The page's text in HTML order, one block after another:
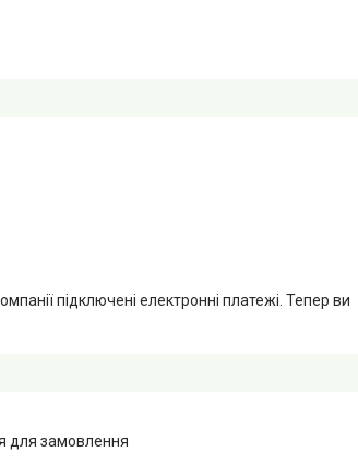
підключені електронні платежі. Тепер ви
для замовлення